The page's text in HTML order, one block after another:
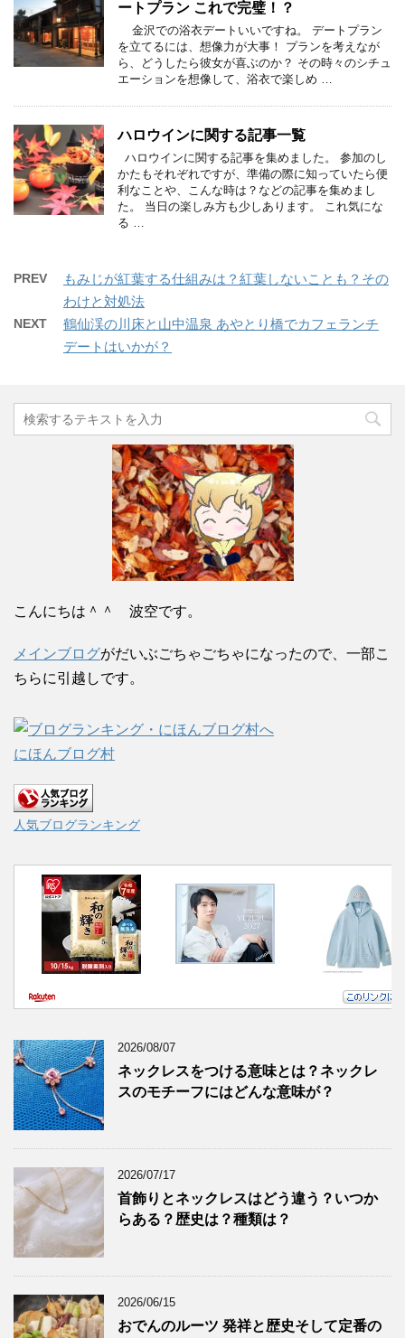
ートプラン これで完璧！？
金沢での浴衣デートいいですね。 デートプラン
を立てるには、想像力が大事！ プランを考えなが
ら、どうしたら彼女が喜ぶのか？ その時々のシチュ
エーションを想像して、浴衣で楽しめ …
ハロウインに関する記事一覧
ハロウインに関する記事を集めました。 参加のし
かたもそれぞれですが、準備の際に知っていたら便
利なことや、こんな時は？などの記事を集めまし
た。 当日の楽しみ方も少しあります。 これ気にな
る …
PREV
もみじが紅葉する仕組みは？紅葉しないことも？その
わけと対処法
NEXT
鶴仙渓の川床と山中温泉 あやとり橋でカフェランチ
デートはいかが？
こんにちは＾＾ 波空です。
メインブログがだいぶごちゃごちゃになったので、一部こ
ちらに引越しです。
にほんブログ村
人気ブログランキング
2026/08/07
ネックレスをつける意味とは？ネックレ
スのモチーフにはどんな意味が？
2026/07/17
首飾りとネックレスはどう違う？いつか
らある？歴史は？種類は？
2026/06/15
おでんのルーツ 発祥と歴史そして定番の